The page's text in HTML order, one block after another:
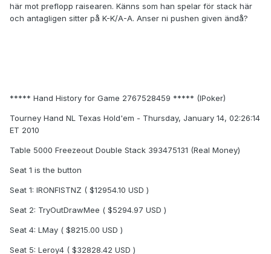
här mot preflopp raisearen. Känns som han spelar för stack här
och antagligen sitter på K-K/A-A. Anser ni pushen given ändå?
***** Hand History for Game 2767528459 ***** (IPoker)
Tourney Hand NL Texas Hold'em - Thursday, January 14, 02:26:14
ET 2010
Table 5000 Freezeout Double Stack 393475131 (Real Money)
Seat 1 is the button
Seat 1: IRONFISTNZ ( $12954.10 USD )
Seat 2: TryOutDrawMee ( $5294.97 USD )
Seat 4: LMay ( $8215.00 USD )
Seat 5: Leroy4 ( $32828.42 USD )